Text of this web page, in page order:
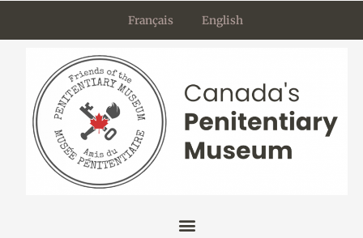
content
Français English